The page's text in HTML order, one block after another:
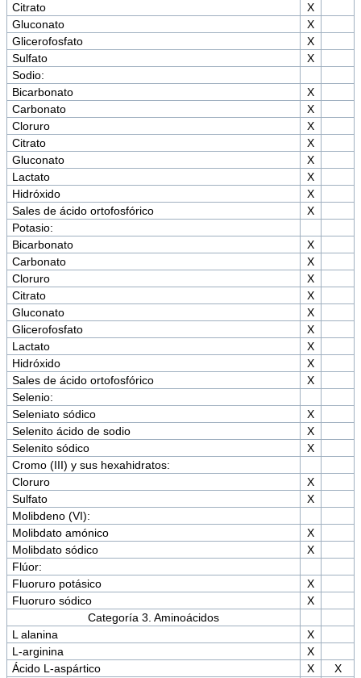
Citrato
X
Gluconato
X
Glicerofosfato
X
Sulfato
X
Sodio:
Bicarbonato
X
Carbonato
X
Cloruro
X
Citrato
X
Gluconato
X
Lactato
X
Hidróxido
X
Sales de ácido ortofosfórico
X
Potasio:
Bicarbonato
X
Carbonato
X
Cloruro
X
Citrato
X
Gluconato
X
Glicerofosfato
X
Lactato
X
Hidróxido
X
Sales de ácido ortofosfórico
X
Selenio:
Seleniato sódico
X
Selenito ácido de sodio
X
Selenito sódico
X
Cromo (III) y sus hexahidratos:
Cloruro
X
Sulfato
X
Molibdeno (VI):
Molibdato amónico
X
Molibdato sódico
X
Flúor:
Fluoruro potásico
X
Fluoruro sódico
X
Categoría 3. Aminoácidos
L alanina
X
L-arginina
X
Ácido L-aspártico
X
X